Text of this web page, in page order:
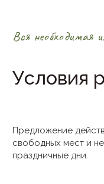
Вся необходимая
Условия
Предложение
свободных мест и
праздничные дни.